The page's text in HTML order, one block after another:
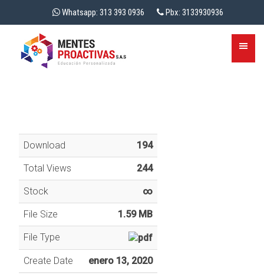
Whatsapp: 313 393 0936 Pbx: 3133930936
Download 194
Total Views 244
Stock ∞
File Size 1.59 MB
File Type
Create Date enero 13, 2020